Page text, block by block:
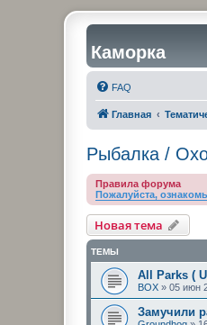
Каморка
FAQ
Главная
Рыбалка /
Правила форума
Пожалуйста,
Новая тема
ТЕМЫ
All Parks (
BOX » 05 июн
Замучили